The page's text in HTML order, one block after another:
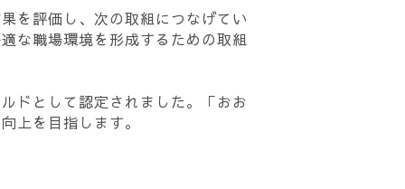
を評価し、次の取組につなげてい
な職場環境を形成するための取組
ドとして認定されました。
「おお
上を目指します。